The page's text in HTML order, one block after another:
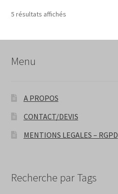
5 résultats affichés
Menu
A PROPOS
CONTACT/DEVIS
MENTIONS LEGALES – RGPD
Recherche par Tags